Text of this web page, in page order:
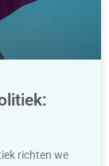
richten we